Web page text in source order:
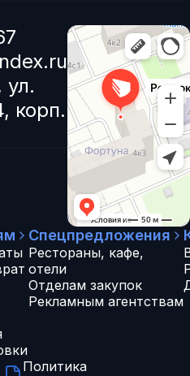
ул.
корп.
Спецпредложения
Рестораны, кафе,
отели
Отделам закупок
Рекламным агентствам
Политика